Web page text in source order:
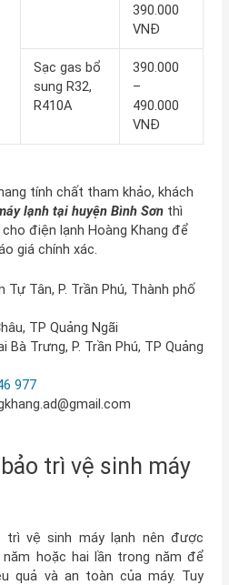
390.000
VNĐ
Sạc gas bổ
sung R32,
R410A
390.000
–
490.000
VNĐ
tính chất tham khảo, khách
lạnh tại huyện Bình Sơnthì
điện lạnh Hoàng Khang để
giá chính xác.
Tự Tân, P. Trần Phú, Thành phố
TP Quảng Ngãi
Bà Trưng, P. Trần Phú, TP Quảng
977
trì vệ sinh máy
trì vệ sinh máy lạnh nên được
hoặc hai lần trong năm để
quả và an toàn của máy. Tuy